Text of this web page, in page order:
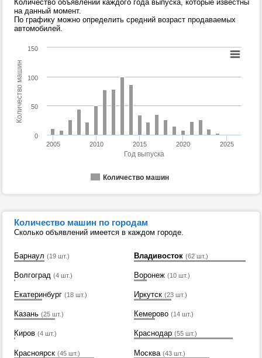
Количество объявлений каждого года выпуска, которые известны
на данный момент.
По графику можно определить средний возраст продаваемых
автомобилей.
Год выпуска
Количество машин
Количество машин
2005 2010 2015 2020 2025
0
50
100
150
Количество машин по городам
Сколько объявлений имеется в каждом городе.
Барнаул (19 шт.) Владивосток (62 шт.)
Волгоград (4 шт.) Воронеж (10 шт.)
Екатеринбург (18 шт.) Иркутск (23 шт.)
Казань (25 шт.) Кемерово (14 шт.)
Киров (4 шт.) Краснодар (55 шт.)
Красноярск (45 шт.) Москва (43 шт.)